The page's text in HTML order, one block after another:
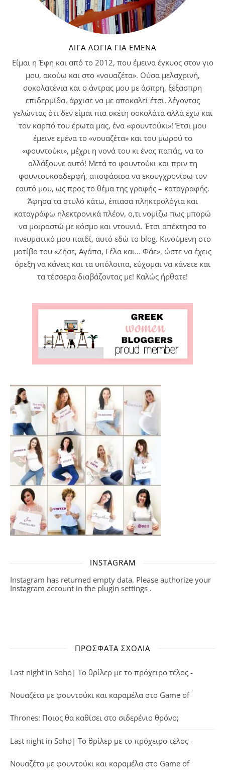
ΛΊΓΑ ΛΌΓΙΑ ΓΙΑ ΕΜΈΝΑ
Είμαι η Έφη και από το 2012, που έμεινα έγκυος στον γιο
μου, ακούω και στο «νουαζέτα». Ούσα μελαχρινή,
σοκολατένια και ο άντρας μου με άσπρη, ξέξασπρη
επιδερμίδα, άρχισε να με αποκαλεί έτσι, λέγοντας
γελώντας ότι δεν είμαι πια σκέτη σοκολάτα αλλά έχω και
τον καρπό του έρωτα μας, ένα «φουντούκι»! Έτσι μου
έμεινε εμένα το «νουαζέτα» και του μωρού το
«φουντούκι», μέχρι η νονά του κι ένας παπάς, να το
αλλάξουνε αυτό! Μετά το φουντούκι και πριν τη
φουντουκοαδερφή, αποφάσισα να εκσυγχρονίσω τον
εαυτό μου, ως προς το θέμα της γραφής – καταγραφής.
Άφησα τα στυλό κάτω, έπιασα πληκτρολόγια και
καταγράφω ηλεκτρονικά πλέον, ο,τι νομίζω πως μπορώ
να μοιραστώ με κόσμο και ντουνιά. Έτσι απέκτησα το
πνευματικό μου παιδί, αυτό εδώ το blog. Κινούμενη στο
μοτίβο του «Ζήσε, Αγάπα, Γέλα και… Φάε», ώστε να έχεις
όρεξη να κάνεις και τα υπόλοιπα, εύχομαι να κάνετε και
τα τέσσερα διαβάζοντας με! Καλώς ήρθατε!
INSTAGRAM
Instagram has returned empty data. Please authorize your
Instagram account in the plugin settings .
ΠΡΌΣΦΑΤΑ ΣΧΌΛΙΑ
Last night in Soho| Το θρίλερ με το πρόχειρο τέλος -
Νουαζέτα με φουντούκι και καραμέλα στο Game of
Thrones: Ποιος θα καθίσει στο σιδερένιο θρόνο;
Last night in Soho| Το θρίλερ με το πρόχειρο τέλος -
Νουαζέτα με φουντούκι και καραμέλα στο Game of